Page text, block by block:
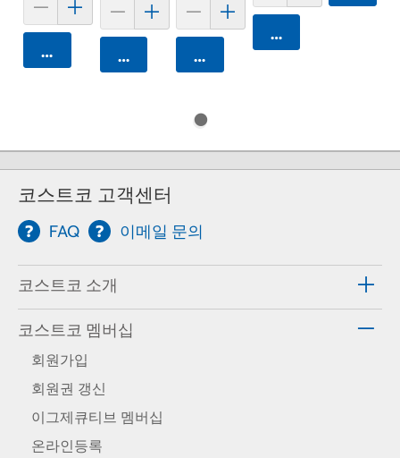
카트에 담기 카트에 담기 카트에 담기
카트에 담기
코스트코 고객센터
FAQ 이메일 문의
코스트코 소개
코스트코 멤버십
회원가입
회원권 갱신
이그제큐티브 멤버십
온라인등록